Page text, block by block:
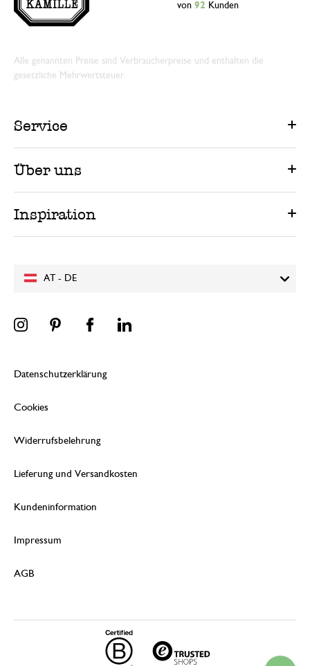
AT - DE
von 92 Kunden
Alle genannten Preise sind Verbraucherpreise und enthalten die
gesetzliche Mehrwertsteuer.
Service
Über uns
Inspiration
Datenschutzerklärung
Cookies
Widerrufsbelehrung
Lieferung und Versandkosten
Kundeninformation
Impressum
AGB